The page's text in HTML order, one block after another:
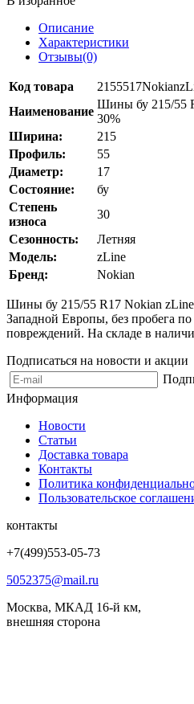
Описание
Характеристики
Отзывы(0)
Код товара
Наименование
Шины бу 215/55
30%
Ширина:
215
Профиль:
55
Диаметр:
17
Состояние:
бу
Степень
износа
30
Сезонность:
Летняя
Модель:
zLine
Бренд:
Nokian
Шины бу 215/55 R17 Nokian
Западной Европы, без пробега
повреждений. На складе в
Подписаться на новости и акции
Информация
Новости
Статьи
Доставка товара
Контакты
Политика
Пользовательское
контакты
+7(499)553-05-73
5052375@mail.ru
Москва, МКАД 16-й км,
внешняя сторона